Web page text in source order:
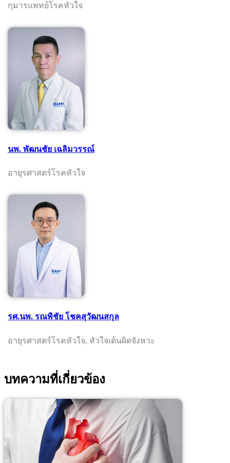
กุมารแพทย์โรคหัวใจ
นพ. พัฒนชัย เฉลิมวรรณ์
อายุรศาสตร์โรคหัวใจ
รศ.นพ. รณพิชัย โชคสุวัฒนสกุล
อายุรศาสตร์โรคหัวใจ, หัวใจเต้นผิดจังหวะ
บทความที่เกี่ยวข้อง